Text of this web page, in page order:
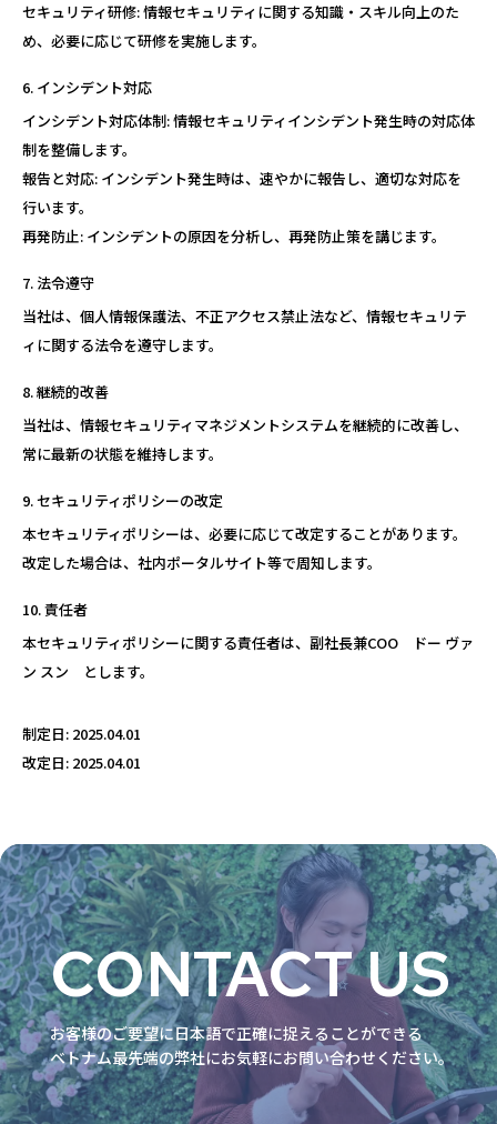
セキュリティ研修: 情報セキュリティに関する知識・スキル向上のた
め、必要に応じて研修を実施します。
インシデント対応
インシデント対応体制: 情報セキュリティインシデント発生時の対応体
制を整備します。
報告と対応: インシデント発生時は、速やかに報告し、適切な対応を
行います。
再発防止: インシデントの原因を分析し、再発防止策を講じます。
法令遵守
当社は、個人情報保護法、不正アクセス禁止法など、情報セキュリテ
ィに関する法令を遵守します。
継続的改善
当社は、情報セキュリティマネジメントシステムを継続的に改善し、
常に最新の状態を維持します。
セキュリティポリシーの改定
本セキュリティポリシーは、必要に応じて改定することがあります。
改定した場合は、社内ポータルサイト等で周知します。
責任者
本セキュリティポリシーに関する責任者は、副社長兼COO ドー ヴァ
ン スン とします。
制定日: 2025.04.01
改定日: 2025.04.01
CONTACT US
お客様のご要望に⽇本語で正確に捉えることができる
ベトナム最先端の弊社にお気軽にお問い合わせください。